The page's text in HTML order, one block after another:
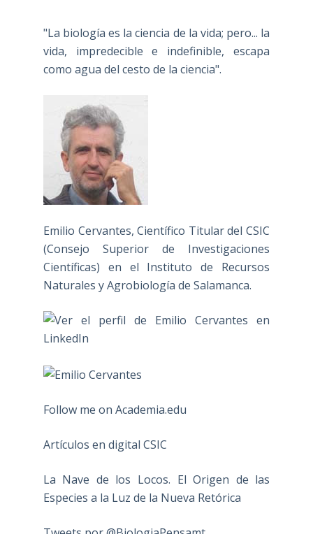
"La biología es la ciencia de la vida; pero... la
vida, impredecible e indefinible, escapa
como agua del cesto de la ciencia".
Emilio Cervantes, Científico Titular del CSIC
(Consejo Superior de Investigaciones
Científicas) en el Instituto de Recursos
Naturales y Agrobiología de Salamanca.
Follow me on Academia.edu
Artículos en digital CSIC
La Nave de los Locos. El Origen de las
Especies a la Luz de la Nueva Retórica